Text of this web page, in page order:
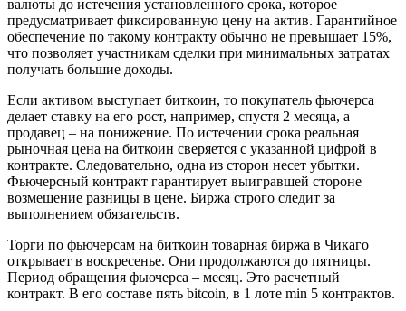
валюты до истечения установленного срока, которое
предусматривает фиксированную цену на актив. Гарантийное
обеспечение по такому контракту обычно не превышает 15%,
что позволяет участникам сделки при минимальных затратах
получать большие доходы.
Если активом выступает биткоин, то покупатель фьючерса
делает ставку на его рост, например, спустя 2 месяца, а
продавец – на понижение. По истечении срока реальная
рыночная цена на биткоин сверяется с указанной цифрой в
контракте. Следовательно, одна из сторон несет убытки.
Фьючерсный контракт гарантирует выигравшей стороне
возмещение разницы в цене. Биржа строго следит за
выполнением обязательств.
Торги по фьючерсам на биткоин товарная биржа в Чикаго
открывает в воскресенье. Они продолжаются до пятницы.
Период обращения фьючерса – месяц. Это расчетный
контракт. В его составе пять bitcoin, в 1 лоте min 5 контрактов.